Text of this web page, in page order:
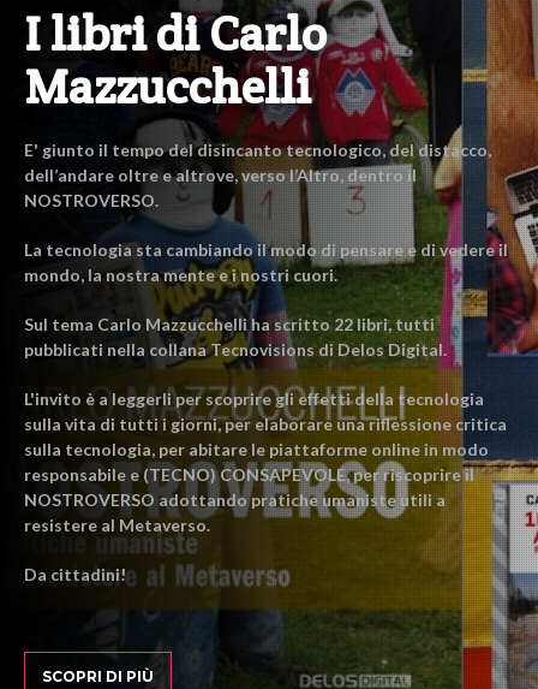
I libri di Carlo
Mazzucchelli
E' giunto il tempo del disincanto tecnologico, del distacco,
dell’andare oltre e altrove, verso l’Altro, dentro il
NOSTROVERSO.
La tecnologia sta cambiando il modo di pensare e di vedere il
mondo, la nostra mente e i nostri cuori.
Sul tema Carlo Mazzucchelli ha scritto 22 libri, tutti
pubblicati nella collana Tecnovisions di Delos Digital.
L'invito è a leggerli per scoprire gli effetti della tecnologia
sulla vita di tutti i giorni, per elaborare una riflessione critica
sulla tecnologia, per abitare le piattaforme online in modo
responsabile e (TECNO) CONSAPEVOLE, per riscoprire il
NOSTROVERSO adottando pratiche umaniste utili a
resistere al Metaverso.
Da cittadini!
SCOPRI DI PIÙ